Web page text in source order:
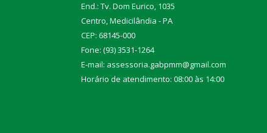
End.: Tv. Dom Eurico, 1035
Centro, Medicilândia - PA
CEP: 68145-000
Fone: (93) 3531-1264
E-mail: assessoria.gabpmm@gmail.com
Horário de atendimento: 08:00 às 14:00